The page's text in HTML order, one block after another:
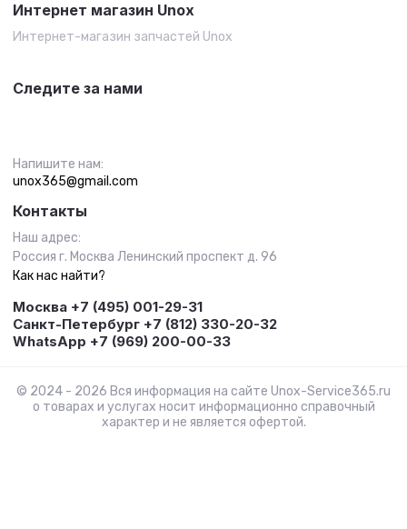
Интернет магазин Unox
Интернет-магазин запчастей Unox
Следите за нами
Напишите нам:
unox365@gmail.com
Контакты
Наш адрес:
Россия г. Москва Ленинский проспект д. 96
Как нас найти?
Москва +7 (495) 001-29-31
Санкт-Петербург +7 (812) 330-20-32
WhatsApp +7 (969) 200-00-33
© 2024 - 2026 Вся информация на сайте Unox-Service365.ru
о товарах и услугах носит информационно справочный
характер и не является офертой.